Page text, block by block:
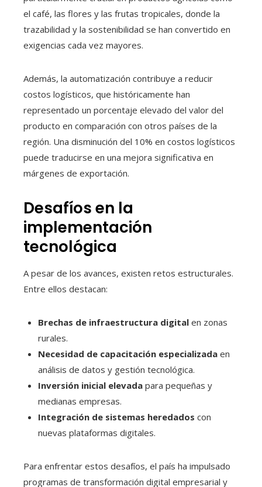
el café, las flores y las frutas tropicales, donde la
trazabilidad y la sostenibilidad se han convertido en
exigencias cada vez mayores.
Además, la automatización contribuye a reducir
costos logísticos, que históricamente han
representado un porcentaje elevado del valor del
producto en comparación con otros países de la
región. Una disminución del 10% en costos logísticos
puede traducirse en una mejora significativa en
márgenes de exportación.
Desafíos en la
implementación
tecnológica
A pesar de los avances, existen retos estructurales.
Entre ellos destacan:
Brechas de infraestructura digital en zonas
rurales.
Necesidad de capacitación especializada en
análisis de datos y gestión tecnológica.
Inversión inicial elevada para pequeñas y
medianas empresas.
Integración de sistemas heredados con
nuevas plataformas digitales.
Para enfrentar estos desafíos, el país ha impulsado
programas de transformación digital empresarial y